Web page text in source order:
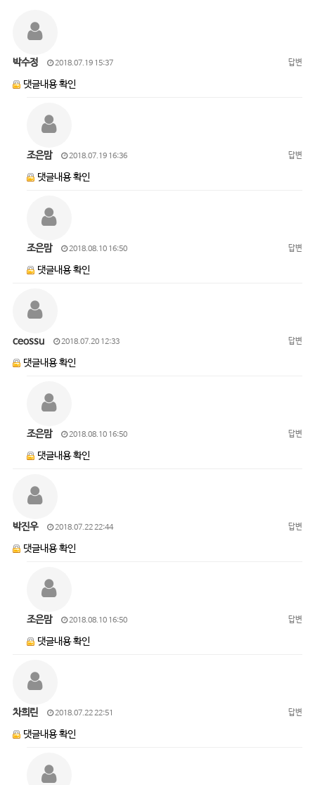
박수정 2018.07.19 15:37 답변
댓글내용 확인
조은맘 2018.07.19 16:36 답변
댓글내용 확인
조은맘 2018.08.10 16:50 답변
댓글내용 확인
ceossu 2018.07.20 12:33 답변
댓글내용 확인
조은맘 2018.08.10 16:50 답변
댓글내용 확인
박진우 2018.07.22 22:44 답변
댓글내용 확인
조은맘 2018.08.10 16:50 답변
댓글내용 확인
차희린 2018.07.22 22:51 답변
댓글내용 확인